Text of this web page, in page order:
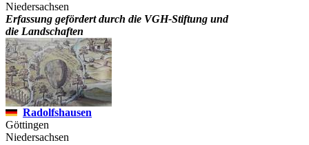
Niedersachsen
Erfassung gefördert durch die VGH-Stiftung und
die Landschaften
Radolfshausen
Göttingen
Niedersachsen